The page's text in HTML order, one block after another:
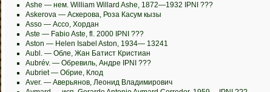
Ashe — нем. William Willard Ashe, 1872—1932 IPNI ???
Askerova — Аскерова, Роза Касум кызы
Asso — Ассо, Хордан
Aste — Fabio Aste, fl. 2000 IPNI ???
Aston — Helen Isabel Aston, 1934— 13241
Aubl. — Обле, Жан Батист Кристиан
Aubrév. — Обревиль, Андре IPNI ???
Aubriet — Обрие, Клод
Aver. — Аверьянов, Леонид Владимирович